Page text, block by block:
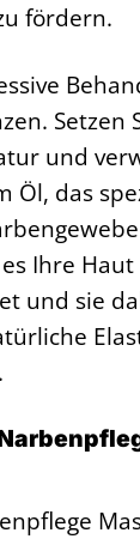
fördern.
Setzen
und
Öl, das
Ihre
und sie